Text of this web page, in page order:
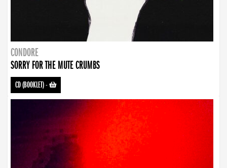
CONDORE
SORRY FOR THE MUTE CRUMBS
CD (BOOKLET)-